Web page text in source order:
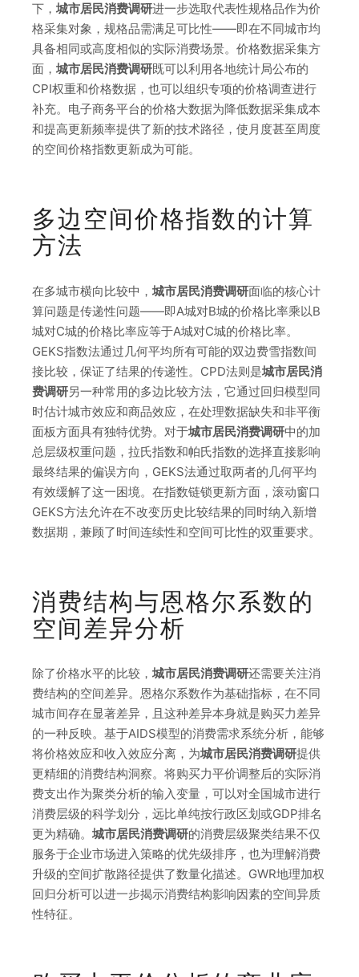
下， 城市居民消费调研进一步选取代表性规格品作为价
格采集对象，规格品需满足可比性——即在不同城市均
具备相同或高度相似的实际消费场景。价格数据采集方
面， 城市居民消费调研既可以利用各地统计局公布的
CPI权重和价格数据，也可以组织专项的价格调查进行
补充。电子商务平台的价格大数据为降低数据采集成本
和提高更新频率提供了新的技术路径，使月度甚至周度
的空间价格指数更新成为可能。
多边空间价格指数的计算
方法
在多城市横向比较中， 城市居民消费调研面临的核心计
算问题是传递性问题——即A城对B城的价格比率乘以B
城对C城的价格比率应等于A城对C城的价格比率。
GEKS指数法通过几何平均所有可能的双边费雪指数间
接比较，保证了结果的传递性。CPD法则是城市居民消
费调研另一种常用的多边比较方法，它通过回归模型同
时估计城市效应和商品效应，在处理数据缺失和非平衡
面板方面具有独特优势。对于城市居民消费调研中的加
总层级权重问题，拉氏指数和帕氏指数的选择直接影响
最终结果的偏误方向，GEKS法通过取两者的几何平均
有效缓解了这一困境。在指数链锁更新方面，滚动窗口
GEKS方法允许在不改变历史比较结果的同时纳入新增
数据期，兼顾了时间连续性和空间可比性的双重要求。
消费结构与恩格尔系数的
空间差异分析
除了价格水平的比较， 城市居民消费调研还需要关注消
费结构的空间差异。恩格尔系数作为基础指标，在不同
城市间存在显著差异，且这种差异本身就是购买力差异
的一种反映。基于AIDS模型的消费需求系统分析，能够
将价格效应和收入效应分离，为城市居民消费调研提供
更精细的消费结构洞察。将购买力平价调整后的实际消
费支出作为聚类分析的输入变量，可以对全国城市进行
消费层级的科学划分，远比单纯按行政区划或GDP排名
更为精确。 城市居民消费调研的消费层级聚类结果不仅
服务于企业市场进入策略的优先级排序，也为理解消费
升级的空间扩散路径提供了数量化描述。GWR地理加权
回归分析可以进一步揭示消费结构影响因素的空间异质
性特征。